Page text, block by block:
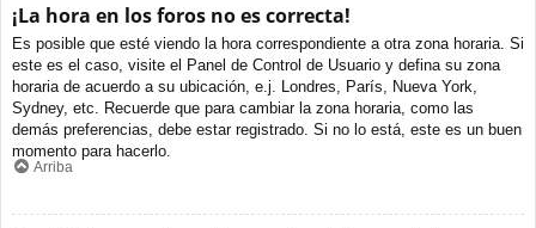
¡La hora en los foros no es correcta!
Es posible que esté viendo la hora correspondiente a otra zona horaria. Si
este es el caso, visite el Panel de Control de Usuario y defina su zona
horaria de acuerdo a su ubicación, e.j. Londres, París, Nueva York,
Sydney, etc. Recuerde que para cambiar la zona horaria, como las
demás preferencias, debe estar registrado. Si no lo está, este es un buen
momento para hacerlo.
Arriba